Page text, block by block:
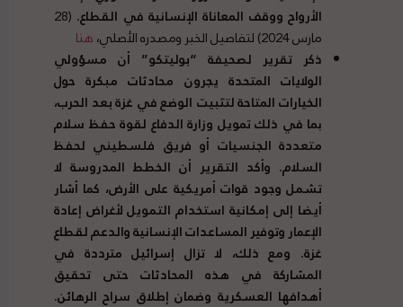
الأرواح ووقف المعاناة الإنسانية في القطاع.
(28
مارس 2024) لتفاصيل الخبر ومصدره الأصلي،
هنا
ذكر تقرير لصحيفة “بوليتكو” أن مسؤولي
الولايات المتحدة يجرون محادثات مبكرة حول
الخيارات المتاحة لتثبيت الوضع في غزة بعد الحرب،
بما في ذلك تمويل وزارة الدفاع لقوة حفظ سلام
متعددة الجنسيات أو فريق فلسطيني لحفظ
السلام. وأكد التقرير أن الخطط المدروسة لا
تشمل وجود قوات أمريكية على الأرض، كما أشار
أيضا إلى إمكانية استخدام التمويل لأغراض إعادة
الإعمار وتوفير المساعدات الإنسانية والدعم لقطاع
غزة. ومع ذلك، لا تزال إسرائيل مترددة في
المشاركة في هذه المحادثات حتى تحقيق
أهدافها العسكرية وضمان إطلاق سراح الرهائن.